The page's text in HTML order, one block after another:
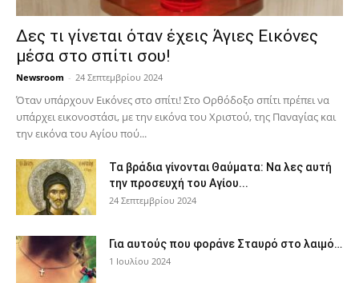
Δες τι γίνεται όταν έχεις Άγιες Εικόνες
μέσα στο σπίτι σου!
Newsroom - 24 Σεπτεμβρίου 2024
Όταν υπάρχουν Εικόνες στο σπίτι! Στο Ορθόδοξο σπίτι πρέπει να
υπάρχει εικονοστάσι, με την εικόνα του Χριστού, της Παν­αγίας και
την εικόνα του Αγίου πού...
Τα βράδια γίνονται Θαύματα: Να λες αυτή
την προσευχή του Αγίου...
24 Σεπτεμβρίου 2024
Για αυτούς που φοράνε Σταυρό στο λαιμό…
1 Ιουλίου 2024